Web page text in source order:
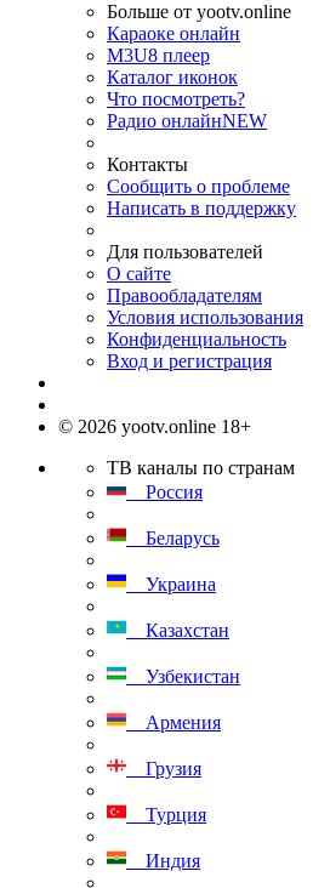
Больше от yootv.online
Караоке онлайн
M3U8 плеер
Каталог иконок
Что посмотреть?
Радио онлайнNEW
Контакты
Сообщить о проблеме
Написать в поддержку
Для пользователей
О сайте
Правообладателям
Условия использования
Конфиденциальность
Вход и регистрация
© 2026 yootv.online 18+
ТВ каналы по странам
Россия
Беларусь
Украина
Казахстан
Узбекистан
Армения
Грузия
Турция
Индия